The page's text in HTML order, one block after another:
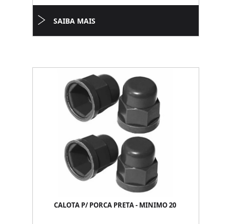
SAIBA MAIS
CALOTA P/ PORCA PRETA - MINIMO 20